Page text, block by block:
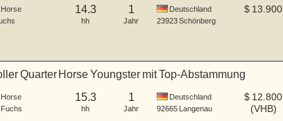
14.3
hh
1
Jahr
Deutschland
23923Schönberg
$ 13.900
Quarter Horse Youngster mit Top-Abstammung
Fuchs
15.3
hh
1
Jahr
Deutschland
92665 Langenau
$ 12.800
(VHB)